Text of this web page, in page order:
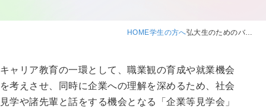
HOME学生の方へ弘大生のためのバ…
キャリア教育の一環として、職業観の育成や就業機会
を考えさせ、同時に企業への理解を深めるため、社会
見学や諸先輩と話をする機会となる「企業等見学会」